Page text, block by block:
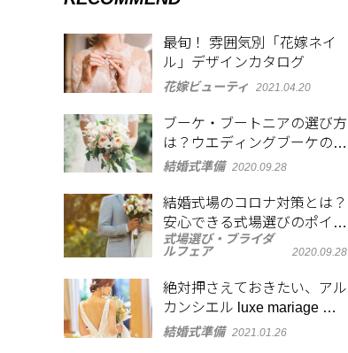
最旬！ 雰囲気別「花嫁ネイ
ル」デザインカタログ
花嫁ビューティ 2021.04.20
ブーケ・ブートニアの選び方
は？ウエディングブーケの形
や使われる花の種類と花言葉
結婚式準備 2020.09.28
結婚式場のコロナ対策とは？
安心できる式場選びのポイン
トや当日の注意点も紹介
式場選び・ブライダ
ルフェア
2020.09.28
絶対押さえておきたい、アル
カンシエル luxe mariage 名
古屋のフォトジェニックなス
結婚式準備 2021.01.26